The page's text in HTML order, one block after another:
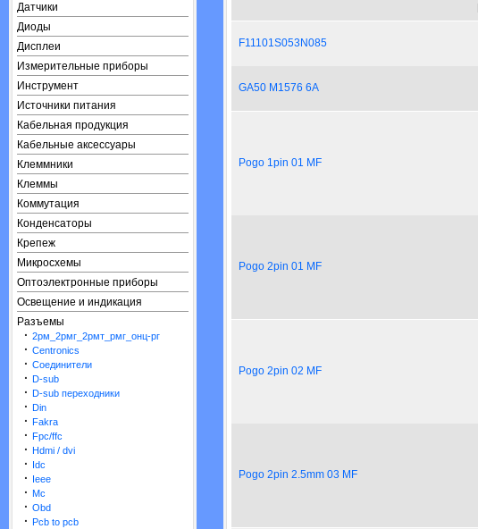
Датчики
Диоды
Дисплеи
Измерительные приборы
Инструмент
Источники питания
Кабельная продукция
Кабельные аксессуары
Клеммники
Клеммы
Коммутация
Конденсаторы
Крепеж
Микросхемы
Оптоэлектронные приборы
Освещение и индикация
Разъемы
· 2рм_2рмг_2рмт_рмг_онц-рг
· Centronics
· Cоединители
· D-sub
· D-sub переходники
· Din
· Fakra
· Fpc/ffc
· Hdmi / dvi
· Idc
· Ieee
· Mc
· Obd
· Pcb to pcb
F11101S053N085
GA50 M1576 6A
Pogo 1pin 01 MF
Pogo 2pin 01 MF
Pogo 2pin 02 MF
Pogo 2pin 2.5mm 03 MF